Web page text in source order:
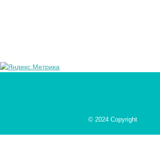
© 2024 Copyright